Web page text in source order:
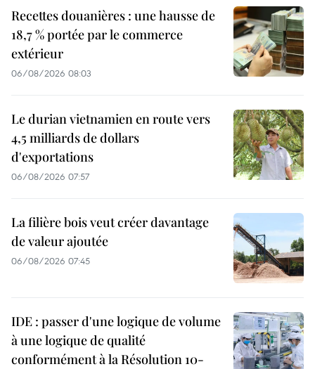
Recettes douanières : une hausse de
18,7 % portée par le commerce
extérieur
06/08/2026 08:03
Le durian vietnamien en route vers
4,5 milliards de dollars
d'exportations
06/08/2026 07:57
La filière bois veut créer davantage
de valeur ajoutée
06/08/2026 07:45
IDE : passer d'une logique de volume
à une logique de qualité
conformément à la Résolution 10-